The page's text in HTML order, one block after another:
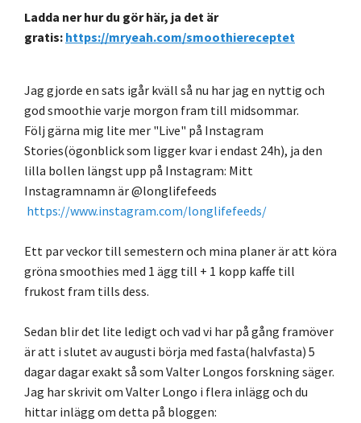
Ladda ner hur du gör här, ja det är
gratis: https://mryeah.com/smoothiereceptet
Jag gjorde en sats igår kväll så nu har jag en nyttig och
god smoothie varje morgon fram till midsommar.
Följ gärna mig lite mer "Live" på Instagram
Stories(ögonblick som ligger kvar i endast 24h), ja den
lilla bollen längst upp på Instagram: Mitt
Instagramnamn är @longlifefeeds
https://www.instagram.com/longlifefeeds/
Ett par veckor till semestern och mina planer är att köra
gröna smoothies med 1 ägg till + 1 kopp kaffe till
frukost fram tills dess.
Sedan blir det lite ledigt och vad vi har på gång framöver
är att i slutet av augusti börja med fasta(halvfasta) 5
dagar dagar exakt så som Valter Longos forskning säger.
Jag har skrivit om Valter Longo i flera inlägg och du
hittar inlägg om detta på bloggen: